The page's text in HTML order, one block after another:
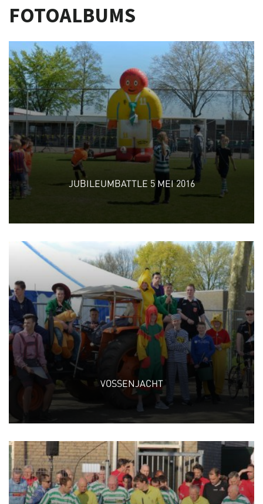
FOTOALBUMS
JUBILEUMBATTLE 5 MEI 2016
VOSSENJACHT